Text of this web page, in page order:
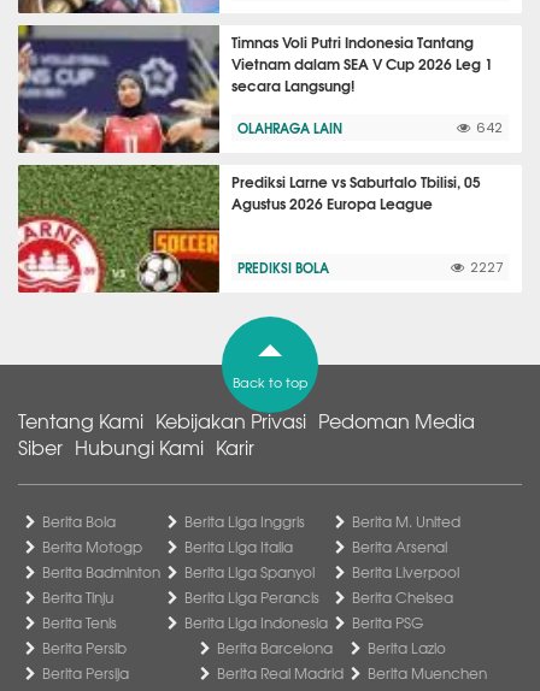
Timnas Voli Putri Indonesia Tantang
Vietnam dalam SEA V Cup 2026 Leg 1
secara Langsung!
OLAHRAGA LAIN 642
Prediksi Larne vs Saburtalo Tbilisi, 05
Agustus 2026 Europa League
PREDIKSI BOLA 2227
Back to top
Tentang Kami Kebijakan Privasi Pedoman Media
Siber Hubungi Kami Karir
Berita Bola
Berita Motogp
Berita Badminton
Berita Tinju
Berita Tenis
Berita Liga Inggris
Berita Liga Italia
Berita Liga Spanyol
Berita Liga Perancis
Berita Liga Indonesia
Berita M. United
Berita Arsenal
Berita Liverpool
Berita Chelsea
Berita PSG
Berita Persib
Berita Persija
Berita Barcelona
Berita Real Madrid
Berita Lazio
Berita Muenchen